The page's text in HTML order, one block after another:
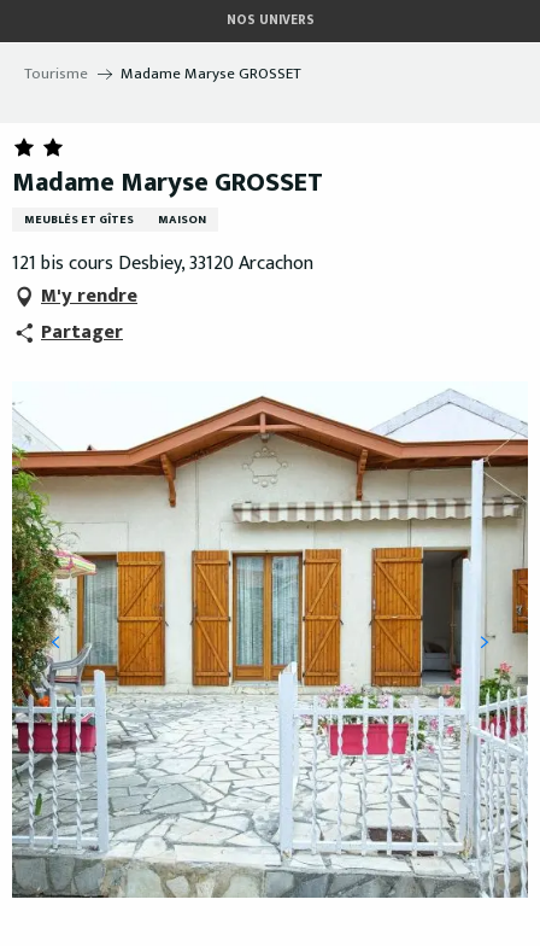
au
contenu
NOS UNIVERS
Tourisme Madame Maryse GROSSET
Madame Maryse GROSSET
MEUBLÉS ET GÎTES MAISON
121 bis cours Desbiey, 33120 Arcachon
M'y rendre
Partager